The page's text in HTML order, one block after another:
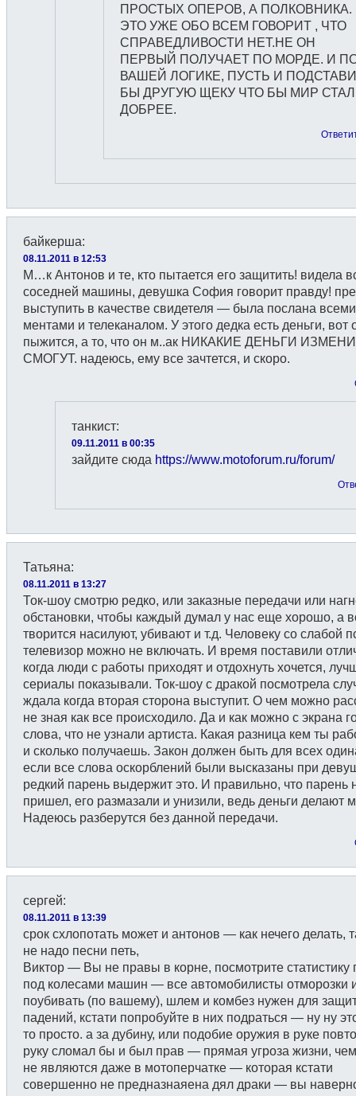
ПРОСТЫХ ОПЕРОВ, А ПОЛКОВНИКА.
ЭТО УЖЕ ОБО ВСЕМ ГОВОРИТ , ЧТО
СПРАВЕДЛИВОСТИ НЕТ.НЕ ОН
ПЕРВЫЙ ПОЛУЧАЕТ ПО МОРДЕ. И
ВАШЕЙ ЛОГИКЕ, ПУСТЬ И
БЫ ДРУГУЮ ЩЕКУ ЧТО БЫ МИР СТАЛ
ДОБРЕЕ.
байкерша:
08.11.2011 в 12:53
М…к Антонов и те, кто пытается его защитить! видела
соседней машины, девушка София говорит правду!
выступить в качестве свидетеля — была послана
ментами и телеканалом. У этого дедка есть деньги, вот
пыжится, а то, что он м..ак НИКАКИЕ ДЕНЬГИ
СМОГУТ. надеюсь, ему все зачтется, и скоро.
танкист:
09.11.2011 в 00:35
зайдите сюда https://www.motoforum.ru/forum/
Татьяна:
08.11.2011 в 13:27
Ток-шоу смотрю редко, или заказные передачи или
обстановки, чтобы каждый думал у нас еще хорошо, а
творится насилуют, убивают и т.д. Человеку со слабой
телевизор можно не включать. И время поставили
когда люди с работы приходят и отдохнуть хочется,
сериалы показывали. Ток-шоу с дракой посмотрела
ждала когда вторая сторона выступит. О чем можно
не зная как все происходило. Да и как можно с экрана
слова, что не узнали артиста. Какая разница кем ты
и сколько получаешь. Закон должен быть для всех
если все слова оскорблений были высказаны при
редкий парень выдержит это. И правильно, что парень
пришел, его размазали и унизили, ведь деньги делают
Надеюсь разберутся без данной передачи.
сергей:
08.11.2011 в 13:39
срок схлопотать может и антонов — как нечего делать,
не надо песни петь,
Виктор — Вы не правы в корне, посмотрите статистику
под колесами машин — все автомобилисты отморозки
поубивать (по вашему), шлем и комбез нужен для
падений, кстати попробуйте в них подраться — ну ну
то просто. а за дубину, или подобие оружия в руке
руку сломал бы и был прав — прямая угроза жизни, чем
не являются даже в мотоперчатке — которая кстати
совершенно не предназнаяена дял драки — вы